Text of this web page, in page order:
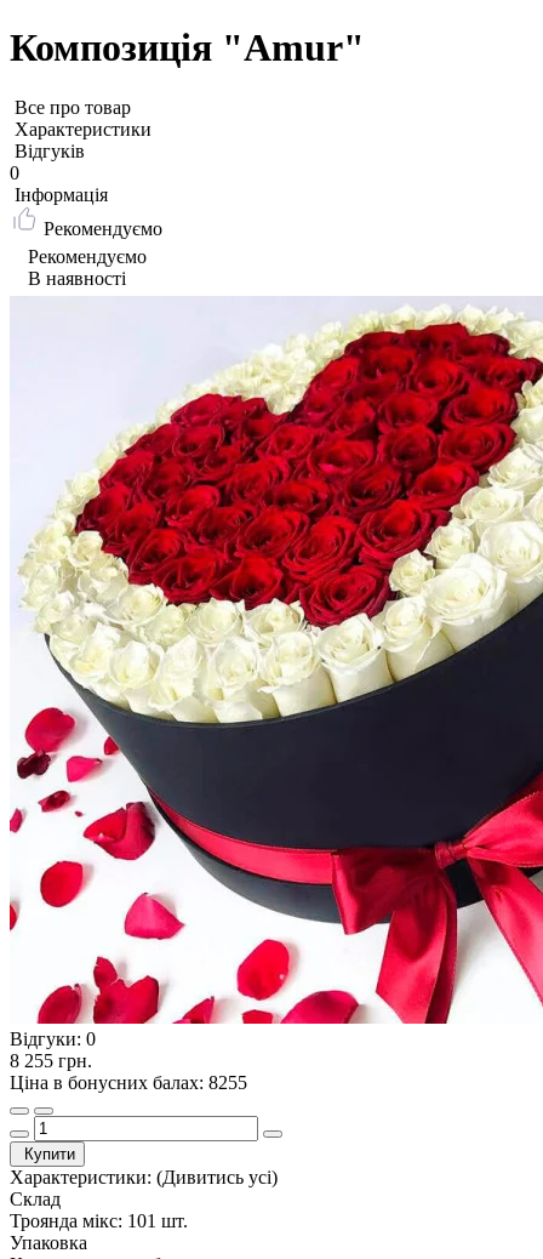
Композиція "Amur"
Все про товар
Характеристики
Відгуків
0
Iнформація
Рекомендуємо
Рекомендуємо
В наявності
Відгуки: 0
8 255 грн.
Ціна в бонусних балах: 8255
Купити
Характеристики: (Дивитись усі)
Склад
Троянда мікс: 101 шт.
Упаковка